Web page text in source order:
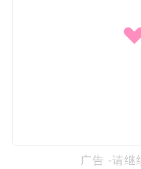
广告 -请继